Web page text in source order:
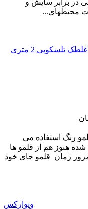
در ﺑﺮاﺑﺮ ﺳﺎﯾﺶ و
ﻣﺤﯿﻄ‌‌ﻬﺎی...
رنگ استفاده می
هنوز هم از قلمو ها
زمان قلمو جای خود
ویوارکس